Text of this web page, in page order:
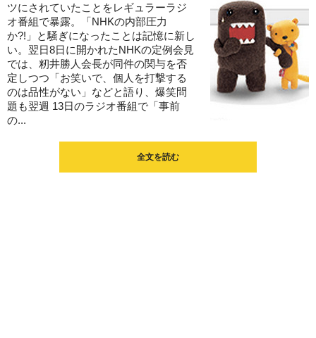
ツにされていたことをレギュラーラジ
オ番組で暴露。「NHKの内部圧力
か?!」と騒ぎになったことは記憶に新し
い。翌日8日に開かれたNHKの定例会見
では、籾井勝人会長が同件の関与を否
定しつつ「お笑いで、個人を打撃する
のは品性がない」などと語り、爆笑問
題も翌週 13日のラジオ番組で「事前
の...
全文を読む